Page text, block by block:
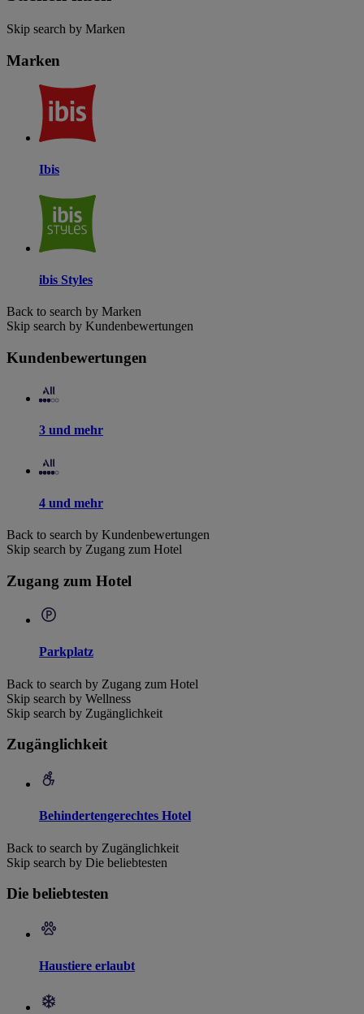
Skip search by Marken
Marken
Ibis
ibis Styles
Back to search by Marken
Skip search by Kundenbewertungen
Kundenbewertungen
3 und mehr
4 und mehr
Back to search by Kundenbewertungen
Skip search by Zugang zum Hotel
Zugang zum Hotel
Parkplatz
Back to search by Zugang zum Hotel
Skip search by Wellness
Skip search by Zugänglichkeit
Zugänglichkeit
Behindertengerechtes Hotel
Back to search by Zugänglichkeit
Skip search by Die beliebtesten
Die beliebtesten
Haustiere erlaubt